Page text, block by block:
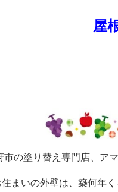
屋
市の塗り替え専門店、ア
まいの外壁は、築何年